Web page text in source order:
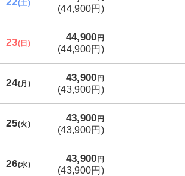
22(土)
(44,900円)
23(日)
44,900 円
(44,900円)
24(月)
43,900 円
(43,900円)
25(火)
43,900 円
(43,900円)
26(水)
43,900 円
(43,900円)